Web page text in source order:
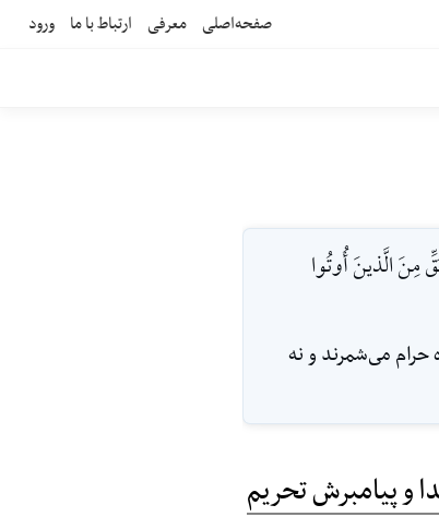
صفحه‌اصلی معرفی ارتباط با ما ورود
مِنَ الَّذينَ أُوتُوا
حرام مى‌شمرند و نه
و پیامبرش تحریم